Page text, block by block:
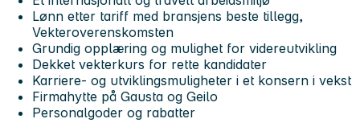
Lønn etter tariff med bransjens beste tillegg,
Vekteroverenskomsten
Grundig opplæring og mulighet for videreutvikling
Dekket vekterkurs for rette kandidater
Karriere- og utviklingsmuligheter i et konsern i vekst
Firmahytte på Gausta og Geilo
Personalgoder og rabatter